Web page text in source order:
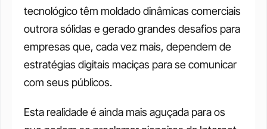
tecnológico têm moldado dinâmicas comerciais
outrora sólidas e gerado grandes desafios para
empresas que, cada vez mais, dependem de
estratégias digitais maciças para se comunicar
com seus públicos.
Esta realidade é ainda mais aguçada para os